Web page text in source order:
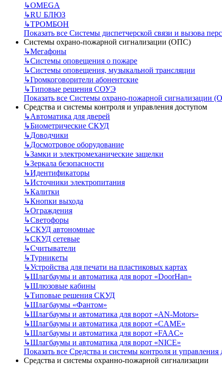
↳OMEGA
↳RU БЛЮЗ
↳ТРОМБОН
Показать все Системы диспетчерской связи и вызова
Системы охрано-пожарной сигнализации (ОПС)
↳Мегафоны
↳Системы оповещения о пожаре
↳Системы оповещения, музыкальной трансляции
↳Громкоговорители абонентские
↳Типовые решения СОУЭ
Показать все Системы охрано-пожарной сигнализации
Средства и системы контроля и управления доступом
↳Автоматика для дверей
↳Биометрические СКУД
↳Доводчики
↳Досмотровое оборудование
↳Замки и электромеханические защелки
↳Зеркала безопасности
↳Идентификаторы
↳Источники электропитания
↳Калитки
↳Кнопки выхода
↳Ограждения
↳Светофоры
↳СКУД автономные
↳СКУД сетевые
↳Считыватели
↳Турникеты
↳Устройства для печати на пластиковых картах
↳Шлагбаумы и автоматика для ворот «DoorHan»
↳Шлюзовые кабины
↳Типовые решения СКУД
↳Шлагбаумы «Фантом»
↳Шлагбаумы и автоматика для ворот «AN-Motors»
↳Шлагбаумы и автоматика для ворот «CAME»
↳Шлагбаумы и автоматика для ворот «FAAC»
↳Шлагбаумы и автоматика для ворот «NICE»
Показать все Средства и системы контроля и управления
Средства и системы охранно-пожарной сигнализации